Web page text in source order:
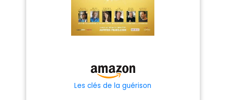
Les clés de la guérison